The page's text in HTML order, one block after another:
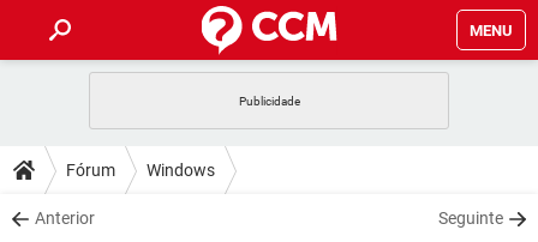
MENU
CELULAR
OUTLOOK
DICAS
JOGOS
DOWNLOADS
Fórum Windows
Anterior Seguinte